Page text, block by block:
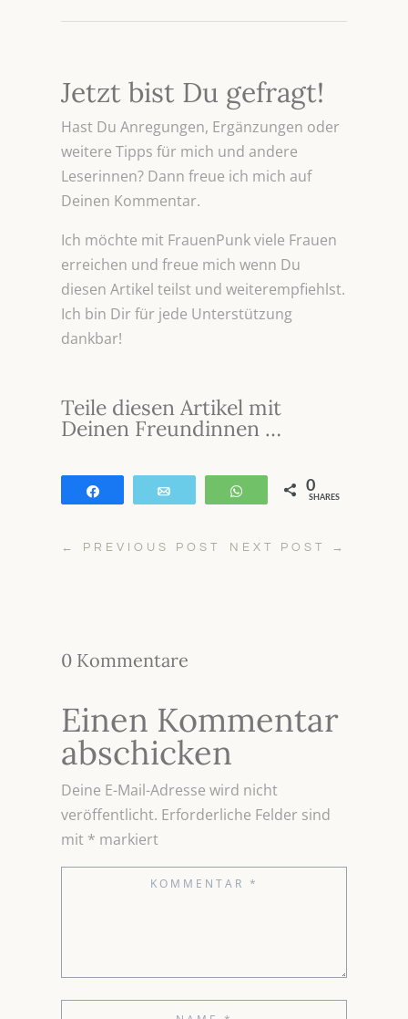
Jetzt bist Du gefragt!
Hast Du Anregungen, Ergänzungen oder
weitere Tipps für mich und andere
Leserinnen? Dann freue ich mich auf
Deinen Kommentar.
Ich möchte mit FrauenPunk viele Frauen
erreichen und freue mich wenn Du
diesen Artikel teilst und weiterempfiehlst.
Ich bin Dir für jede Unterstützung
dankbar!
Teile diesen Artikel mit
Deinen Freundinnen …
WhatsApp
0
SHARES
← PREVIOUS POST NEXT POST →
0 Kommentare
Einen Kommentar
abschicken
Deine E-Mail-Adresse wird nicht
veröffentlicht. Erforderliche Felder sind
mit * markiert